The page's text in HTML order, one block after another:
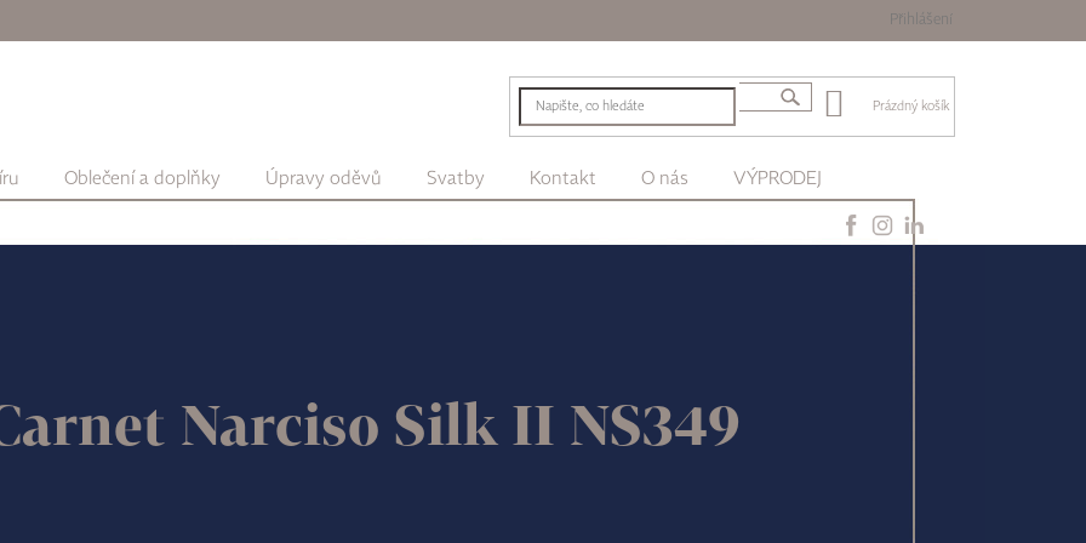
Přihlášení
Prázdný košík
Oblečení a doplňky Úpravy oděvů Svatby Kontakt O nás VÝPRODEJ
Narciso Silk II NS349